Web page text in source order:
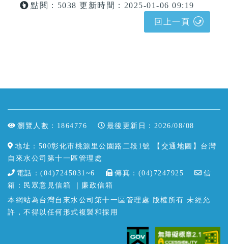
點閱：5038 更新時間：2025-01-06 09:19
回上一頁
瀏覽人數：1864776 最後更新日：2026/08/08
地址：500彰化市桃源里公園路二段1號 【交通地圖】 台灣
自來水公司第十一區管理處
電話：(04)7245031~6
傳真：(04)7247925
信
箱： 民眾意見信箱 ｜ 廉政信箱
本網站為台灣自來水公司第十一區管理處 版權所有 未經允
許，不得以任何形式複製和採用